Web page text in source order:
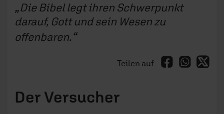
Die Bibel legt ihren Schwerpunkt
darauf, Gott und sein Wesen zu
offenbaren.
Teilen auf
Der Versucher